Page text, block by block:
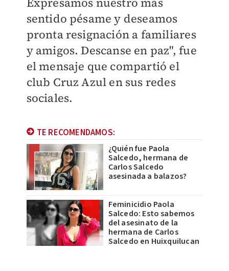
sentido pésame y deseamos
pronta resignación a familiares
y amigos. Descanse en paz", fue
el mensaje que compartió el
club Cruz Azul en sus redes
sociales.
TE RECOMENDAMOS:
¿Quién fue Paola
Salcedo, hermana de
Carlos Salcedo
asesinada a balazos?
Feminicidio Paola
Salcedo: Esto sabemos
del asesinato de la
hermana de Carlos
Salcedo en Huixquilucan